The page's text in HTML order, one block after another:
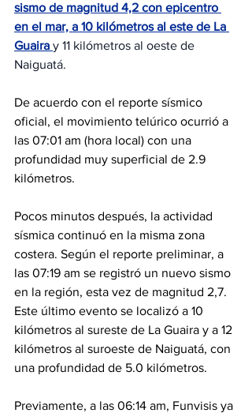
sismo de magnitud 4,2 con epicentro
en el mar, a 10 kilómetros al este de La
Guaira y 11 kilómetros al oeste de
Naiguatá.
De acuerdo con el reporte sísmico
oficial, el movimiento telúrico ocurrió a
las 07:01 am (hora local) con una
profundidad muy superficial de 2.9
kilómetros.
Pocos minutos después, la actividad
sísmica continuó en la misma zona
costera. Según el reporte preliminar, a
las 07:19 am se registró un nuevo sismo
en la región, esta vez de magnitud 2,7.
Este último evento se localizó a 10
kilómetros al sureste de La Guaira y a 12
kilómetros al suroeste de Naiguatá, con
una profundidad de 5.0 kilómetros.
Previamente, a las 06:14 am, Funvisis ya